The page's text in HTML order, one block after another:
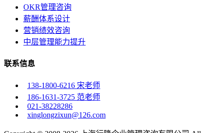
OKR管理咨询
薪酬体系设计
营销绩效咨询
中层管理能力提升
联系信息
138-1800-6216 宋老师
186-1631-3725 范老师
021-38228286
xinglongzixun@126.com